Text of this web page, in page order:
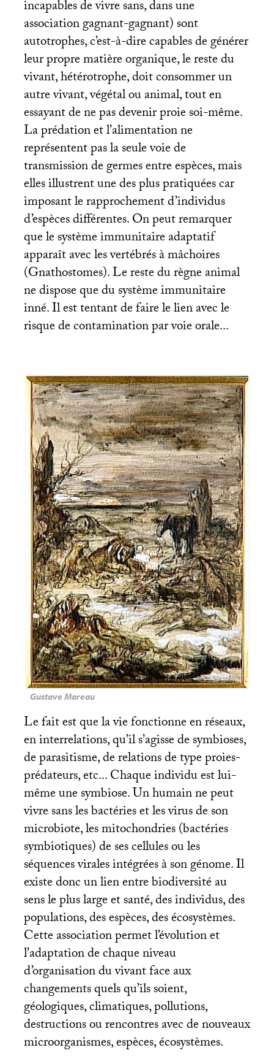
incapables de vivre sans, dans une
association gagnant-gagnant) sont
autotrophes, c’est-à-dire capables de générer
leur propre matière organique, le reste du
vivant, hétérotrophe, doit consommer un
autre vivant, végétal ou animal, tout en
essayant de ne pas devenir proie soi-même.
La prédation et l’alimentation ne
représentent pas la seule voie de
transmission de germes entre espèces, mais
elles illustrent une des plus pratiquées car
imposant le rapprochement d’individus
d’espèces différentes. On peut remarquer
que le système immunitaire adaptatif
apparaît avec les vertébrés à mâchoires
(Gnathostomes). Le reste du règne animal
ne dispose que du système immunitaire
inné. Il est tentant de faire le lien avec le
risque de contamination par voie orale...
Gustave Moreau
Le fait est que la vie fonctionne en réseaux,
en interrelations, qu’il s’agisse de symbioses,
de parasitisme, de relations de type proies-
prédateurs, etc... Chaque individu est lui-
même une symbiose. Un humain ne peut
vivre sans les bactéries et les virus de son
microbiote, les mitochondries (bactéries
symbiotiques) de ses cellules ou les
séquences virales intégrées à son génome. Il
existe donc un lien entre biodiversité au
sens le plus large et santé, des individus, des
populations, des espèces, des écosystèmes.
Cette association permet l’évolution et
l’adaptation de chaque niveau
d’organisation du vivant face aux
changements quels qu’ils soient,
géologiques, climatiques, pollutions,
destructions ou rencontres avec de nouveaux
microorganismes, espèces, écosystèmes.